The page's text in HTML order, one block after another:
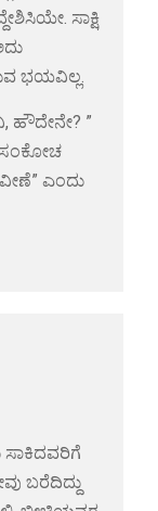
ಸಾಕ್ಷಿ
ಭಯವಿಲ್ಲ.
ಹೌದೇನೇ? ”
ಎಂದು
ಸಾಕಿದವರಿಗೆ
ಬರೆದಿದ್ದು